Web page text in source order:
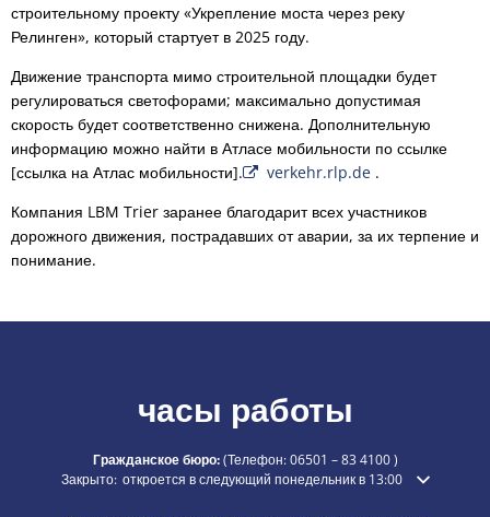
строительному проекту «Укрепление моста через реку
Релинген», который стартует в 2025 году.
Движение транспорта мимо строительной площадки будет
регулироваться светофорами; максимально допустимая
скорость будет соответственно снижена. Дополнительную
информацию можно найти в Атласе мобильности по ссылке
[ссылка на Атлас мобильности].
verkehr.rlp.de.
Компания LBM Trier заранее благодарит всех участников
дорожного движения, пострадавших от аварии, за их терпение и
понимание.
часы работы
Гражданское бюро:(Телефон:06501 – 83 4100)
Нажмите, чтобы скрыть дополнительное время открытия или
Закрыто: откроется в следующий понедельник в 13:00